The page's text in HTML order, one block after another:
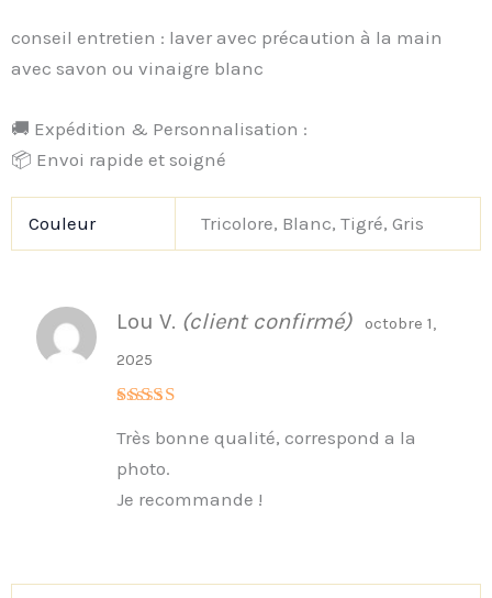
conseil entretien : laver avec précaution à la main
avec savon ou vinaigre blanc
🚚 Expédition & Personnalisation :
📦 Envoi rapide et soigné
Couleur Tricolore, Blanc, Tigré, Gris
5
Lou V. (client confirmé)
octobre 1,
2025
Très bonne qualité, correspond a la
photo.
Je recommande !